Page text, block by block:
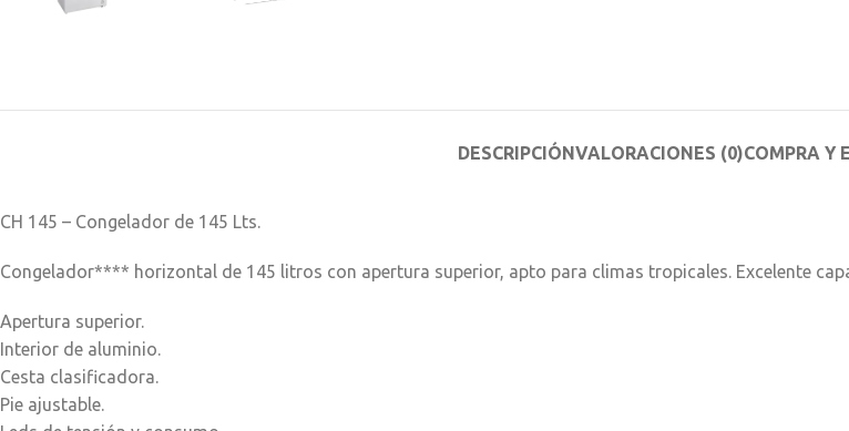
DESCRIPCIÓNVALORACIONES (0)COMPRA Y
CH 145 – Congelador de 145 Lts.
Congelador**** horizontal de 145 litros con apertura superior, apto para climas tropicales. Excelente
Apertura superior.
Interior de aluminio.
Cesta clasificadora.
Pie ajustable.